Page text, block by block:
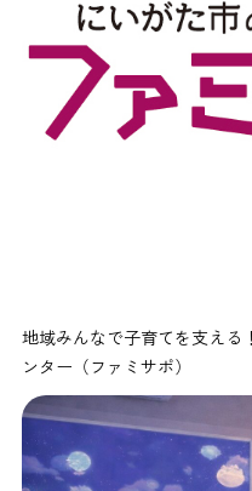
地域みんなで子育てを支える
ンター（ファミサポ）